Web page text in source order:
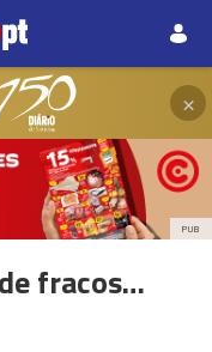
×
PUB
fracos…